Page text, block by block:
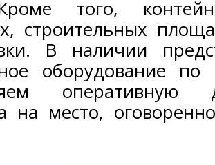
того,
строительных
В наличии
оборудование
оперативную
на место,